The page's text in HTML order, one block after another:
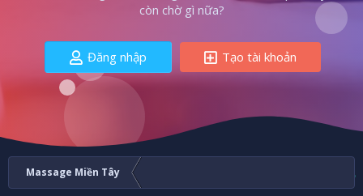
còn chờ gì nữa?
Đăng nhập Tạo tài khoản
Massage Miền Tây